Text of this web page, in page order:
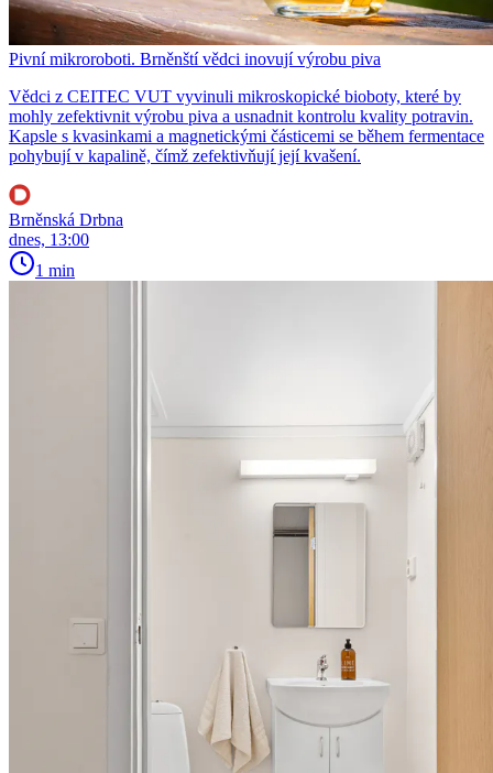
Pivní mikroroboti. Brněnští vědci inovují výrobu piva
Vědci z CEITEC VUT vyvinuli mikroskopické bioboty, které by
mohly zefektivnit výrobu piva a usnadnit kontrolu kvality potravin.
Kapsle s kvasinkami a magnetickými částicemi se během fermentace
pohybují v kapalině, čímž zefektivňují její kvašení.
Brněnská Drbna
dnes, 13:00
1 min